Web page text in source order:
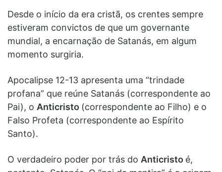
Desde o início da era cristã, os crentes sempre
estiveram convictos de que um governante
mundial, a encarnação de Satanás, em algum
momento surgiria.
Apocalipse 12-13 apresenta uma “trindade
profana” que reúne Satanás (correspondente ao
Pai), o Anticristo (correspondente ao Filho) e o
Falso Profeta (correspondente ao Espírito
Santo).
O verdadeiro poder por trás do Anticristo é,